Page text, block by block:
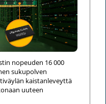
nopeuden 16 000
sukupolven
kaistanleveyttä
uuteen